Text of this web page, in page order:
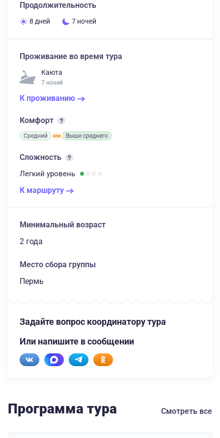
Продолжительность
8 дней 7 ночей
Проживание во время тура
Каюта
7 ночей
К проживанию
Комфорт
Средний Выше среднего
Сложность
Легкий уровень
К маршруту
Минимальный возраст
2 года
Место сбора группы
Пермь
Задайте вопрос координатору тура
Или напишите в сообщении
Программа тура Смотреть все